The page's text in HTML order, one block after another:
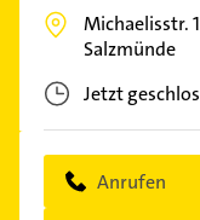
Michaelisstr.
Salzmünde
Jetzt
Anrufen